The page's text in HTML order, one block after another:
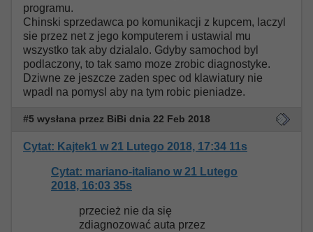
programu.
Chinski sprzedawca po komunikacji z kupcem, laczyl
sie przez net z jego komputerem i ustawial mu
wszystko tak aby dzialalo. Gdyby samochod byl
podlaczony, to tak samo moze zrobic diagnostyke.
Dziwne ze jeszcze zaden spec od klawiatury nie
wpadl na pomysl aby na tym robic pieniadze.
#5 wysłana przez BiBi dnia 22 Feb 2018
Cytat: Kajtek1 w 21 Lutego 2018, 17:34 11s
Cytat: mariano-italiano w 21 Lutego
2018, 16:03 35s
przecież nie da się
zdiagnozować auta przez